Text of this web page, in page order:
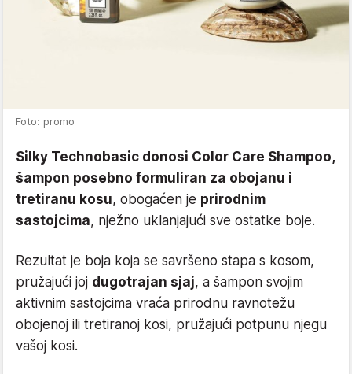
Foto: promo
Silky Technobasic donosi Color Care Shampoo,
šampon posebno formuliran za obojanu i
tretiranu kosu, obogaćen je prirodnim
sastojcima, nježno uklanjajući sve ostatke boje.
Rezultat je boja koja se savršeno stapa s kosom,
pružajući joj dugotrajan sjaj, a šampon svojim
aktivnim sastojcima vraća prirodnu ravnotežu
obojenoj ili tretiranoj kosi, pružajući potpunu njegu
vašoj kosi.